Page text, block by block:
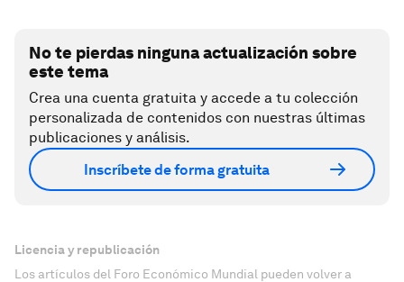
No te pierdas ninguna actualización sobre
este tema
Crea una cuenta gratuita y accede a tu colección
personalizada de contenidos con nuestras últimas
publicaciones y análisis.
Inscríbete de forma gratuita
Licencia y republicación
Los artículos del Foro Económico Mundial pueden volver a